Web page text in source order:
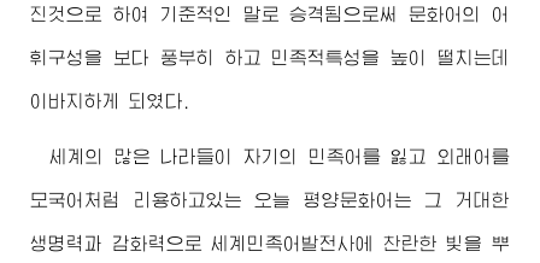
진것으로 하여 기준적인 말로 승격됨으로써 문화어의 어
휘구성을 보다 풍부히 하고 민족적특성을 높이 떨치는데
이바지하게 되였다.
세계의 많은 나라들이 자기의 민족어를 잃고 외래어를
모국어처럼 리용하고있는 오늘 평양문화어는 그 거대한
생명력과 감화력으로 세계민족어발전사에 찬란한 빛을 뿌